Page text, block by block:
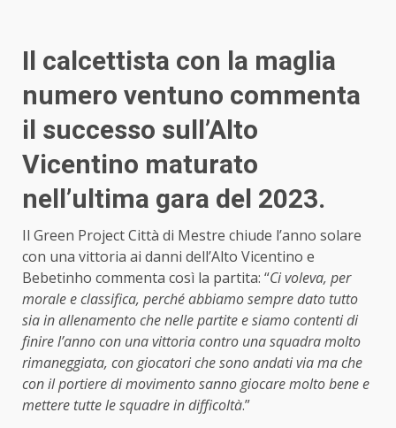
Il calcettista con la maglia
numero ventuno commenta
il successo sull’Alto
Vicentino maturato
nell’ultima gara del 2023.
Il Green Project Città di Mestre chiude l’anno solare
con una vittoria ai danni dell’Alto Vicentino e
Bebetinho commenta così la partita: “Ci voleva, per
morale e classifica, perché abbiamo sempre dato tutto
sia in allenamento che nelle partite e siamo contenti di
finire l’anno con una vittoria contro una squadra molto
rimaneggiata, con giocatori che sono andati via ma che
con il portiere di movimento sanno giocare molto bene e
mettere tutte le squadre in difficoltà.”